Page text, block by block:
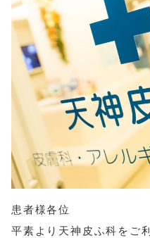
患者様各位
平素より天神皮ふ科をご